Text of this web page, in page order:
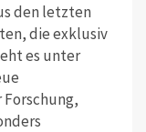
den letzten
die exklusiv
es unter